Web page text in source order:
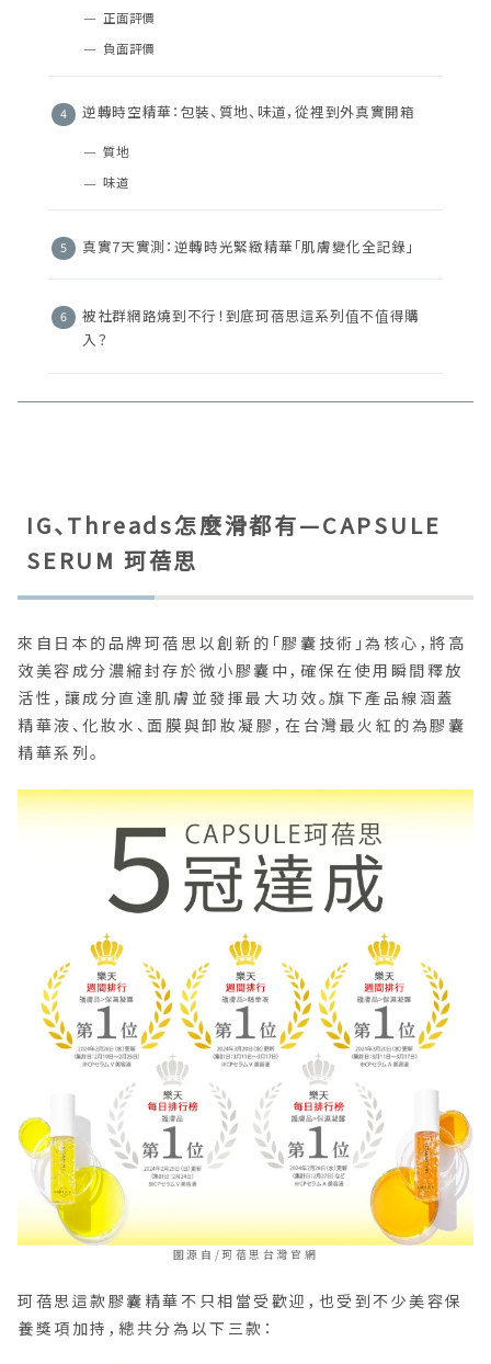
正面評價
負面評價
逆轉時空精華：包裝、質地、味道，從裡到外真實開箱
質地
味道
真實7天實測：逆轉時光緊緻精華「肌膚變化全記錄」
被社群網路燒到不行！到底珂蓓思這系列值不值得購
入？
IG、Threads怎麼滑都有—CAPSULE
SERUM 珂蓓思
來自日本的品牌珂蓓思以創新的「膠囊技術」為核心，將高
效美容成分濃縮封存於微小膠囊中，確保在使用瞬間釋放
活性，讓成分直達肌膚並發揮最大功效。旗下產品線涵蓋
精華液、化妝水、面膜與卸妝凝膠，在台灣最火紅的為膠囊
精華系列。
圖源自/珂蓓思台灣官網
珂蓓思這款膠囊精華不只相當受歡迎，也受到不少美容保
養獎項加持，總共分為以下三款：